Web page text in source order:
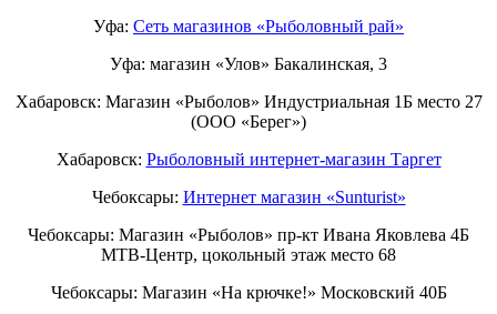
Уфа: Сеть магазинов «Рыболовный рай»
Уфа: магазин «Улов» Бакалинская, 3
Хабаровск: Магазин «Рыболов» Индустриальная 1Б место 27
(ООО «Берег»)
Хабаровск: Рыболовный интернет-магазин Таргет
Чебоксары: Интернет магазин «Sunturist»
Чебоксары: Магазин «Рыболов» пр-кт Ивана Яковлева 4Б
МТВ-Центр, цокольный этаж место 68
Чебоксары: Магазин «На крючке!» Московский 40Б